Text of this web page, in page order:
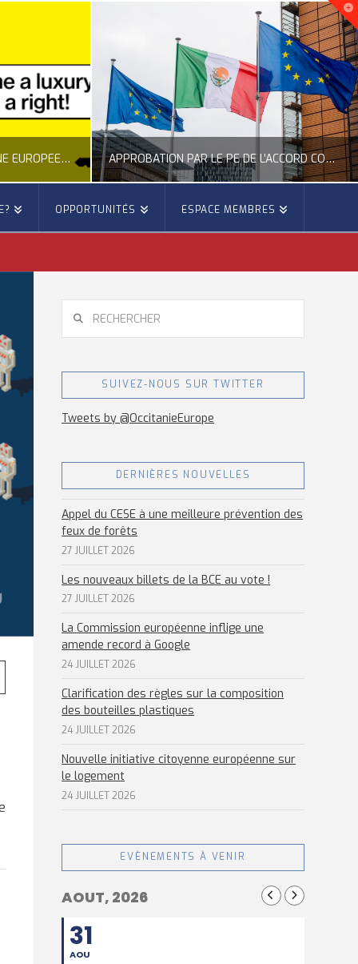
APPROBATION PAR LE PE DE L’ACCORD COMMERCIAL ENTRE L’UE ET LE MEXIQUE
DE L'UNION EUROPÉENNE ACTUALITÉ DE L'UNION EUROPÉENNE, ACTUALITÉ DE LA REPRÉSENTATION D’OCCITANIE EUROPE, ÉNERGIE - ENVIRONNEMENT - CLIMAT, FORÊTS
JUILLET 27, 2026
OPPORTUNITÉS ESPACE MEMBRES
SUIVEZ-NOUS SUR TWITTER
Tweets by @OccitanieEurope
DERNIÈRES NOUVELLES
Appel du CESE à une meilleure prévention des
feux de forêts
27 JUILLET 2026
Les nouveaux billets de la BCE au vote !
27 JUILLET 2026
La Commission européenne inflige une
amende record à Google
24 JUILLET 2026
Clarification des règles sur la composition
des bouteilles plastiques
24 JUILLET 2026
Nouvelle initiative citoyenne européenne sur
le logement
24 JUILLET 2026
EVÈNEMENTS À VENIR
AOUT, 2026
31
AOU